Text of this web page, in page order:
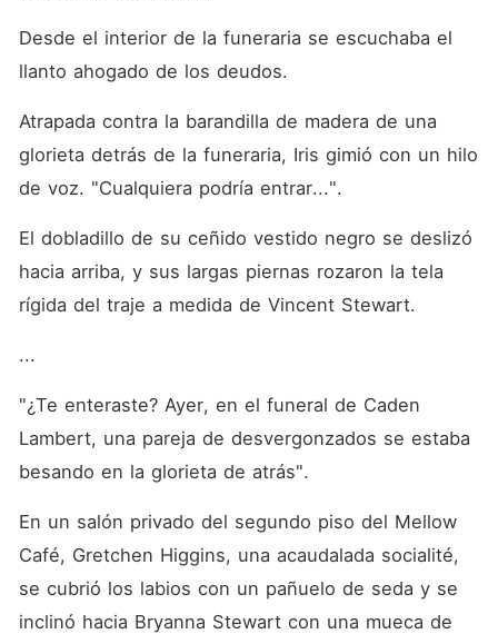
Derrotada, aceptó la
Vincent suplicó
desesperadamente: "No te
cases con él...".
Desde el interior de la funeraria se escuchaba el
llanto ahogado de los deudos.
Atrapada contra la barandilla de madera de una
glorieta detrás de la funeraria, Iris gimió con un hilo
de voz. "Cualquiera podría entrar...".
El dobladillo de su ceñido vestido negro se deslizó
hacia arriba, y sus largas piernas rozaron la tela
rígida del traje a medida de Vincent Stewart.
...
"¿Te enteraste? Ayer, en el funeral de Caden
Lambert, una pareja de desvergonzados se estaba
besando en la glorieta de atrás".
En un salón privado del segundo piso del Mellow
Café, Gretchen Higgins, una acaudalada socialité,
se cubrió los labios con un pañuelo de seda y se
inclinó hacia Bryanna Stewart con una mueca de